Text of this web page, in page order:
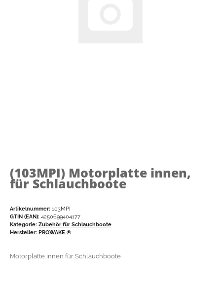
(103MPI) Motorplatte innen,
für Schlauchboote
Artikelnummer: 103MPI
GTIN (EAN): 4250699404177
Kategorie: Zubehör für Schlauchboote
Hersteller: PROWAKE ®
Motorplatte innen für Schlauchboote